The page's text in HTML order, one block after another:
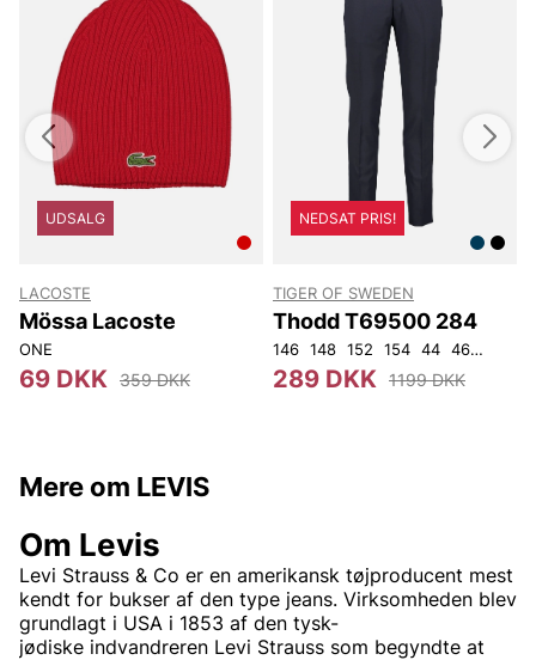
UDSALG
LACOSTE
Mössa Lacoste
ONE
69 DKK 359 DKK
NEDSAT PRIS!
TIGER OF SWEDEN
Thodd T69500 284
146 148 152 154 44 46 48
289 DKK 1199 DKK
Mere om LEVIS
Om Levis
Levi Strauss & Co er en amerikansk tøjproducent mest
kendt for bukser af den type jeans. Virksomheden blev
grundlagt i USA i 1853 af den tysk-
jødiske indvandreren Levi Strauss som begyndte at